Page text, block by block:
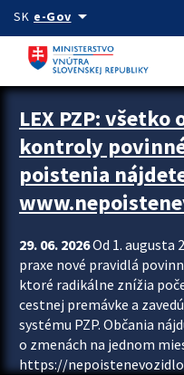
Preskocit na hlavný obsah
SK e-Govarrow_drop_down
Zastavit automatický posun
LEX PZP:
kontroly
poistenia
29. 06. 2026Od 1. augusta
praxe nové pravidlá
ktoré radikálne znížia
cestnej premávke a
systému PZP. Občania
o zmenách na jednom
https://